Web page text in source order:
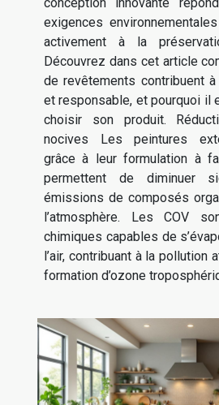
conception innovante
exigences
activement à la
Découvrez dans cet article
de revêtements contribuent
et responsable, et pourquoi il
choisir son produit.
nocives Les peintures
grâce à leur formulation à
permettent de diminuer
émissions de composés
l’atmosphère. Les COV
chimiques capables de
l’air, contribuant à la pollution
formation d’ozone